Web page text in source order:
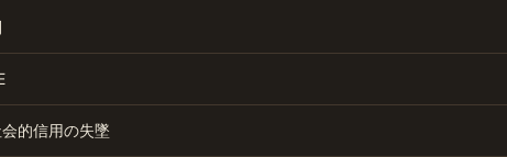
的信用の失墜